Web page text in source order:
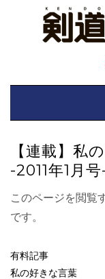
【連載】私
-2011年1月号
このページを閲覧
です。
有料記事
私の好きな言葉